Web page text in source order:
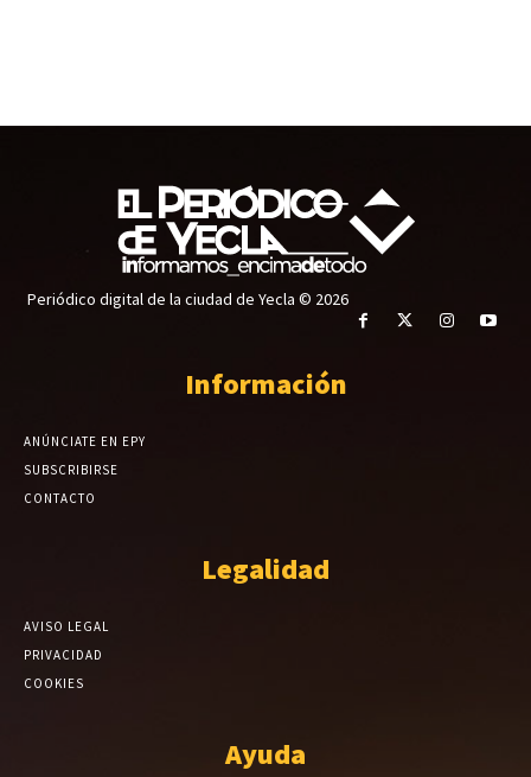
Periódico digital de la ciudad de Yecla © 2026
Información
ANÚNCIATE EN EPY
SUBSCRIBIRSE
CONTACTO
Legalidad
AVISO LEGAL
PRIVACIDAD
COOKIES
Ayuda